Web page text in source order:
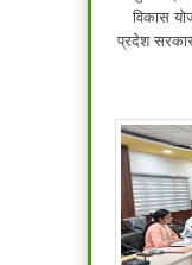
विकास
प्रदेश